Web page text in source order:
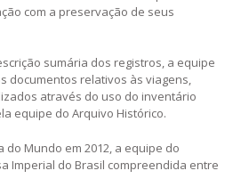
com a preservação de seus
sumária dos registros, a equipe
documentos relativos às viagens,
através do uso do inventário
equipe do Arquivo Histórico.
Mundo em 2012, a equipe do
Imperial do Brasil compreendida entre